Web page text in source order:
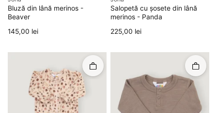
Bluză din lână merinos -
Beaver
Preț
145,00 lei
Salopetă cu șosete din lână
merinos - Panda
Preț
225,00 lei
Rapid în coș Rapid